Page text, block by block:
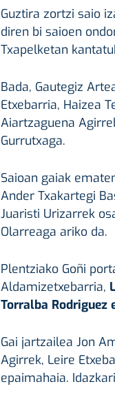
Guztira zortzi saio
diren bi saioen
Txapelketan
Bada, Gautegiz
Etxebarria, Haizea
Aiartzaguena
Gurrutxaga.
Saioan gaiak
Ander Txakartegi
Juaristi Urizarrek
Olarreaga ariko da.
Plentziako Goñi
Aldamizetxebarria,
Torralba Rodriguez
Gai jartzailea Jon
Agirrek, Leire
epaimahaia.